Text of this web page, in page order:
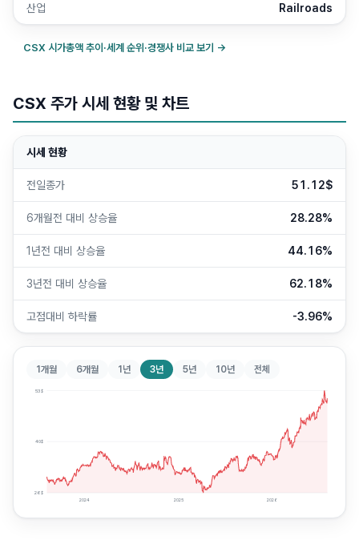
산업 Railroads
CSX 시가총액 추이·세계 순위·경쟁사 비교 보기 →
CSX 주가 시세 현황 및 차트
시세 현황
전일종가 51.12$
6개월전 대비 상승율 28.28%
1년전 대비 상승율 44.16%
3년전 대비 상승율 62.18%
고점대비 하락률 -3.96%
1개월 6개월 1년 3년 5년 10년 전체
53$
40$
26$
2024 2025 2026